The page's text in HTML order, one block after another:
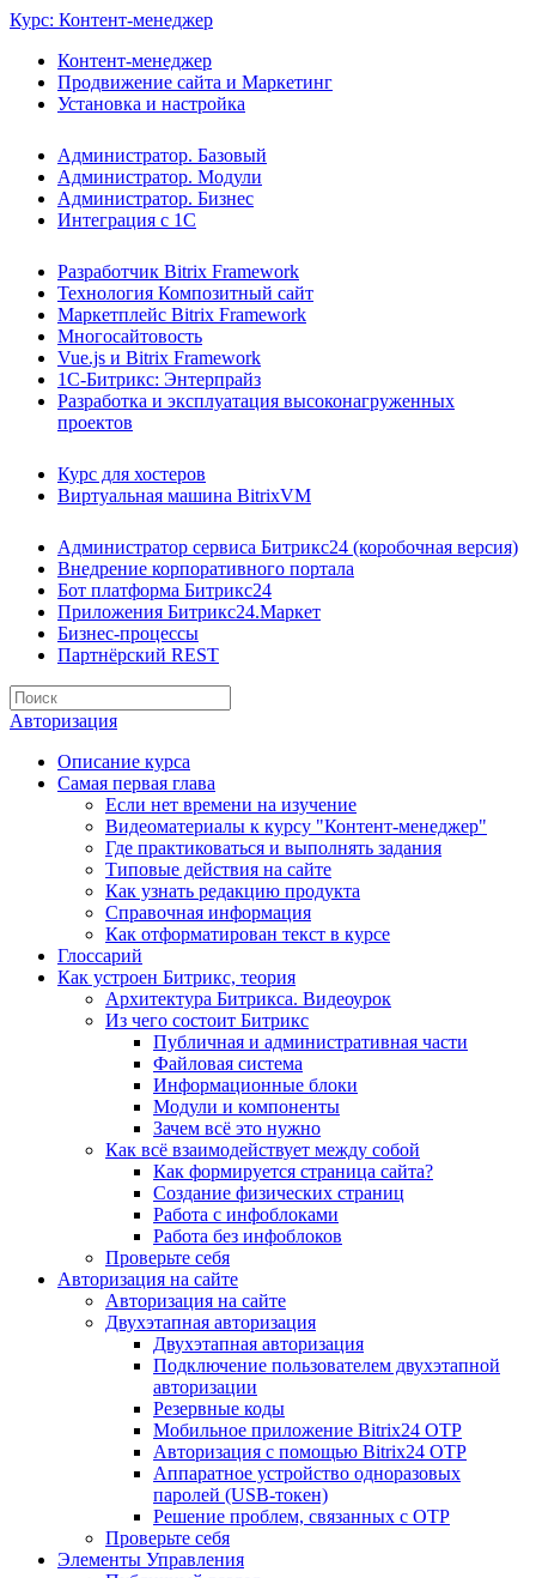
Курс: Контент-менеджер
Контент-менеджер
Продвижение сайта и Маркетинг
Установка и настройка
Администратор. Базовый
Администратор. Модули
Администратор. Бизнес
Интеграция с 1С
Разработчик Bitrix Framework
Технология Композитный сайт
Маркетплейс Bitrix Framework
Многосайтовость
Vue.js и Bitrix Framework
1С-Битрикс: Энтерпрайз
Разработка и эксплуатация высоконагруженных
проектов
Курс для хостеров
Виртуальная машина BitrixVM
Администратор сервиса Битрикс24 (коробочная версия)
Внедрение корпоративного портала
Бот платформа Битрикс24
Приложения Битрикс24.Маркет
Бизнес-процессы
Партнёрский REST
Авторизация
Описание курса
Самая первая глава
Если нет времени на изучение
Видеоматериалы к курсу "Контент-менеджер"
Где практиковаться и выполнять задания
Типовые действия на сайте
Как узнать редакцию продукта
Справочная информация
Как отформатирован текст в курсе
Глоссарий
Как устроен Битрикс, теория
Архитектура Битрикса. Видеоурок
Из чего состоит Битрикс
Публичная и административная части
Файловая система
Информационные блоки
Модули и компоненты
Зачем всё это нужно
Как всё взаимодействует между собой
Как формируется страница сайта?
Создание физических страниц
Работа с инфоблоками
Работа без инфоблоков
Проверьте себя
Авторизация на сайте
Авторизация на сайте
Двухэтапная авторизация
Двухэтапная авторизация
Подключение пользователем двухэтапной
авторизации
Резервные коды
Мобильное приложение Bitrix24 OTP
Авторизация с помощью Bitrix24 OTP
Аппаратное устройство одноразовых
паролей (USB-токен)
Решение проблем, связанных с OTP
Проверьте себя
Элементы Управления